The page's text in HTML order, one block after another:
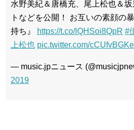
水野美紀＆唐橋充、尾上松也＆
トなどを公開！ お互いの素顔の
持ち』
https://t.co/lQHSoi8QpR #
上松也 pic.twitter.com/
— music.jpニュース
2019